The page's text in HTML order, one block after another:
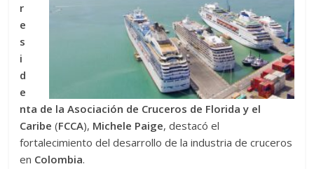
r
e
s
i
d
e
nta de la Asociación de Cruceros de Florida y el
Caribe (FCCA), Michele Paige, destacó el
fortalecimiento del desarrollo de la industria de cruceros
en Colombia.